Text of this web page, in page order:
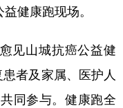
健康跑现场。
见山城抗癌公益健
者及家属、医护人
同参与。健康跑全